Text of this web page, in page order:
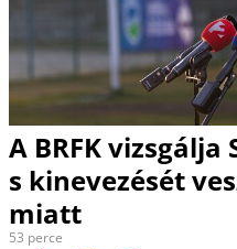
A BRFK vizsgálja
s kinevezését
miatt
53 perce